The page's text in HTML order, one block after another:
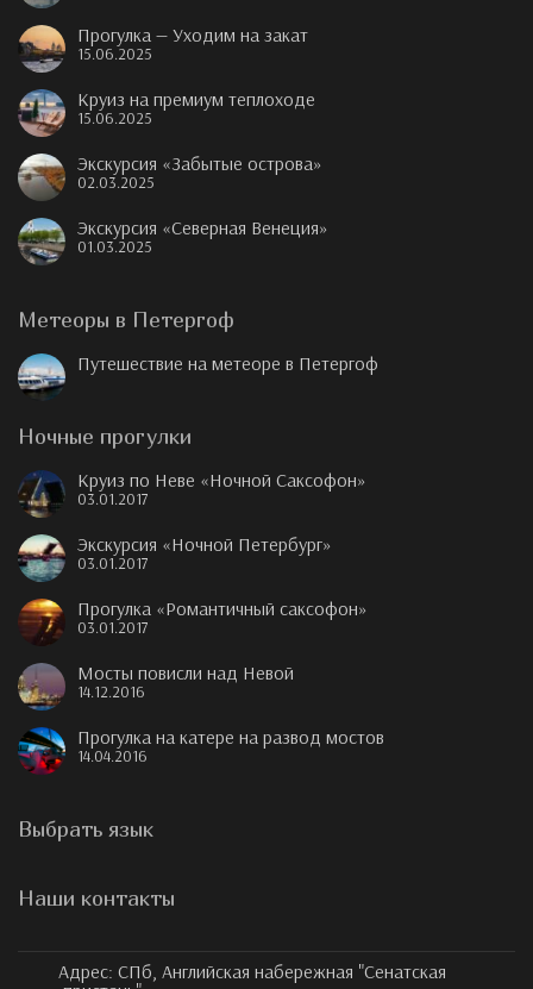
Прогулка — Уходим на закат
15.06.2025
Круиз на премиум теплоходе
15.06.2025
Экскурсия «Забытые острова»
02.03.2025
Экскурсия «Северная Венеция»
01.03.2025
Метеоры в Петергоф
Путешествие на метеоре в Петергоф
Ночные прогулки
Круиз по Неве «Ночной Саксофон»
03.01.2017
Экскурсия «Ночной Петербург»
03.01.2017
Прогулка «Романтичный саксофон»
03.01.2017
Мосты повисли над Невой
14.12.2016
Прогулка на катере на развод мостов
14.04.2016
Выбрать язык
Наши контакты
Адрес: СПб, Английская набережная "Сенатская